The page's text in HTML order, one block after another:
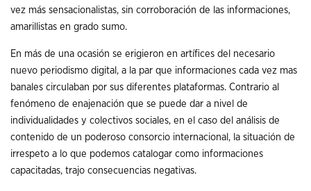
vez más sensacionalistas, sin corroboración de las informaciones,
amarillistas en grado sumo.
En más de una ocasión se erigieron en artífices del necesario
nuevo periodismo digital, a la par que informaciones cada vez mas
banales circulaban por sus diferentes plataformas. Contrario al
fenómeno de enajenación que se puede dar a nivel de
individualidades y colectivos sociales, en el caso del análisis de
contenido de un poderoso consorcio internacional, la situación de
irrespeto a lo que podemos catalogar como informaciones
capacitadas, trajo consecuencias negativas.